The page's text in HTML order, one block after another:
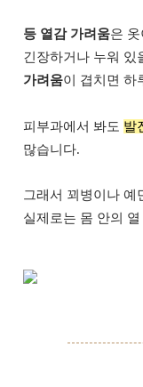
등 열감 가려움은
긴장하거나 누워 있
가려움이 겹치면 하
피부과에서 봐도 발
많습니다.
그래서 꾀병이나 예
실제로는 몸 안의